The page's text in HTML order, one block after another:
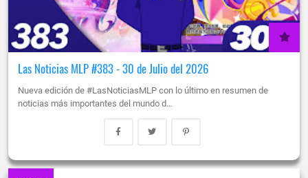
Las Noticias MLP #383 - 30 de Julio del 2026
Nueva edición de #LasNoticiasMLP con lo último en resumen de
noticias más importantes del mundo d…